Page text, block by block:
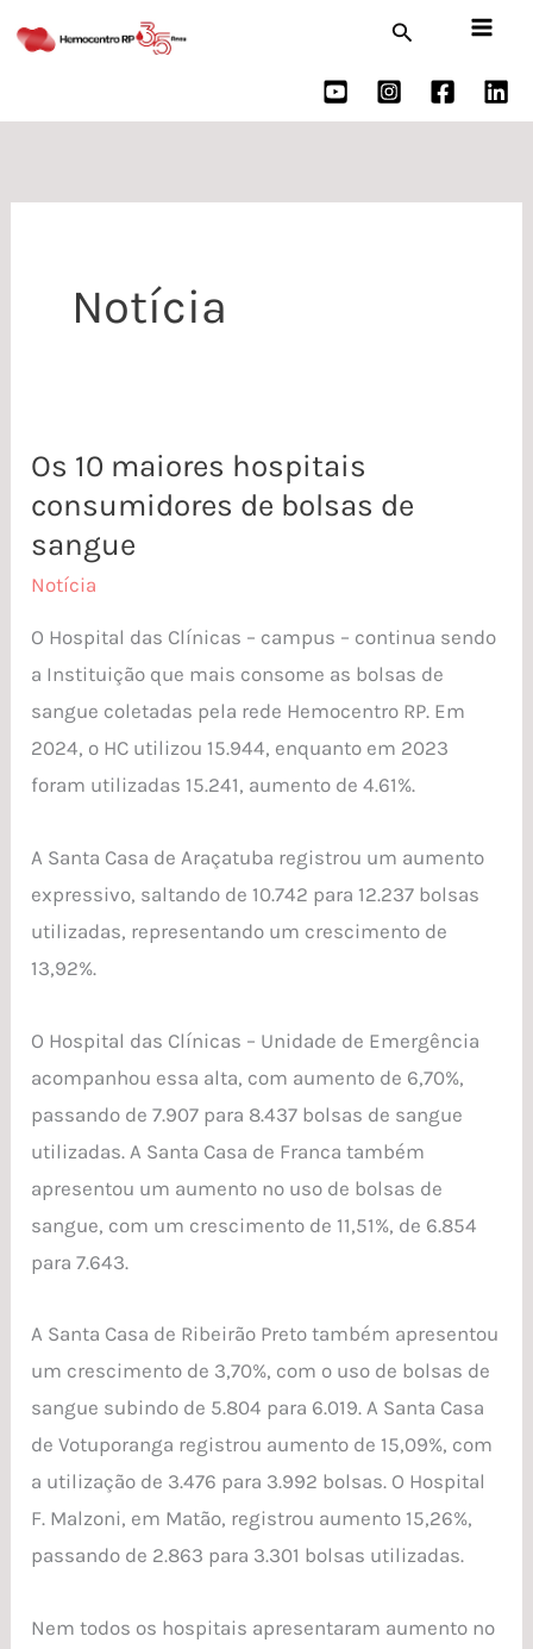
para
conteúdo
Pesquisar
Notícia
Os 10 maiores hospitais
consumidores de bolsas de
sangue
Notícia
O Hospital das Clínicas – campus – continua sendo
a Instituição que mais consome as bolsas de
sangue coletadas pela rede Hemocentro RP. Em
2024, o HC utilizou 15.944, enquanto em 2023
foram utilizadas 15.241, aumento de 4.61%.
A Santa Casa de Araçatuba registrou um aumento
expressivo, saltando de 10.742 para 12.237 bolsas
utilizadas, representando um crescimento de
13,92%.
O Hospital das Clínicas – Unidade de Emergência
acompanhou essa alta, com aumento de 6,70%,
passando de 7.907 para 8.437 bolsas de sangue
utilizadas. A Santa Casa de Franca também
apresentou um aumento no uso de bolsas de
sangue, com um crescimento de 11,51%, de 6.854
para 7.643.
A Santa Casa de Ribeirão Preto também apresentou
um crescimento de 3,70%, com o uso de bolsas de
sangue subindo de 5.804 para 6.019. A Santa Casa
de Votuporanga registrou aumento de 15,09%, com
a utilização de 3.476 para 3.992 bolsas. O Hospital
F. Malzoni, em Matão, registrou aumento 15,26%,
passando de 2.863 para 3.301 bolsas utilizadas.
Nem todos os hospitais apresentaram aumento no
Os
10
maiores
hospitais
de
bolsas
de
sangue